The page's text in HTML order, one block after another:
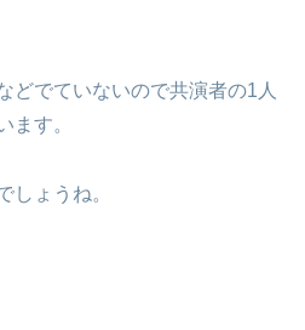
どでていないので共演者の1人
ます。
しょうね。